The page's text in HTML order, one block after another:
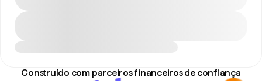
Construído com parceiros financeiros de confiança